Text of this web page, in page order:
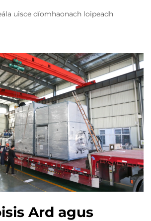
uisce díomhaonach loipeadh
Ard agus